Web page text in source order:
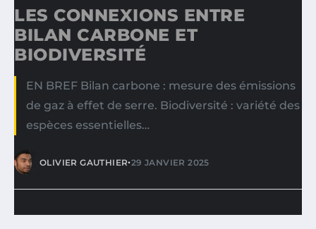
LES CONNEXIONS ENTRE
BILAN CARBONE ET
BIODIVERSITÉ
EN BREF Bilan carbone : mesure des émissions
de gaz à effet de serre. Biodiversité : variété des
espèces essentielles…
OLIVIER GAUTHIER•29 JANVIER 2025